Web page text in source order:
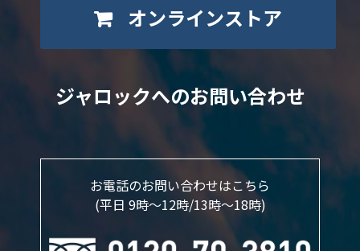
オンラインストア
ジャロックへのお問い合わせ
お電話のお問い合わせはこちら
(平日 9時～12時/13時〜18時)